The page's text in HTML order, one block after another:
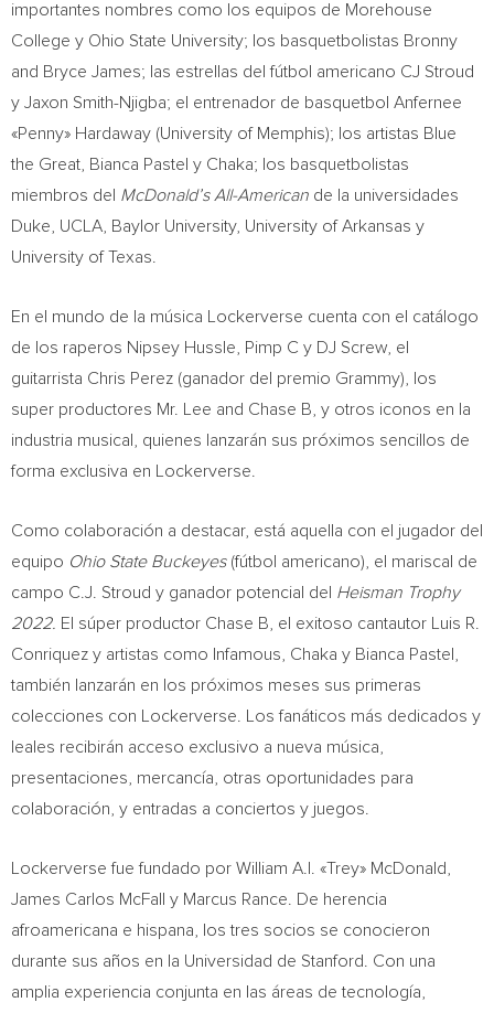
importantes nombres como los equipos de Morehouse
College y Ohio State University; los basquetbolistas Bronny
and Bryce James; las estrellas del fútbol americano CJ Stroud
y Jaxon Smith-Njigba; el entrenador de basquetbol Anfernee
«Penny» Hardaway (University of Memphis); los artistas Blue
the Great,
Bianca Pastel y Chaka; los basquetbolistas
miembros del McDonald’s All-American de la universidades
Duke
UCLA Baylor University, University of Arkansas y
University of Texas
En el mundo de la música Lockerverse cuenta con el catálogo
de los raperos Nipsey Hussle , Pimp C y DJ Screw, el
guitarrista Chris Perez (ganador del premio Grammy), los
super productores Mr. Lee and Chase B, y otros iconos en la
industria musical, quienes lanzarán sus próximos sencillos de
forma exclusiva en Lockerverse.
Como colaboración a destacar, está aquella con el jugador del
equipo Ohio State Buckeyes(fútbol americano), el mariscal de
campo C.J. Stroud y ganador potencial del Heisman Trophy
2022. El súper productor Chase B, el exitoso cantautor
Luis R.
Conriquez y artistas como Infamous, Chaka y Bianca Pastel
también lanzarán en los próximos meses sus primeras
colecciones con Lockerverse. Los fanáticos más dedicados y
leales recibirán acceso exclusivo a nueva música,
presentaciones, mercancía, otras oportunidades para
colaboración, y entradas a conciertos y juegos.
Lockerverse fue fundado por William A.I. «Trey» McDonald,
James Carlos McFall
y Marcus Rance . De herencia
afroamericana e hispana, los tres socios se conocieron
durante sus años en la Universidad de Stanford
. Con una
amplia experiencia conjunta en las áreas de tecnología,